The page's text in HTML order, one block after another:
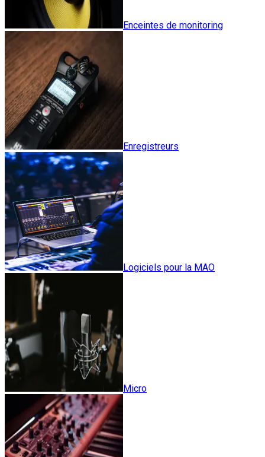
Enceintes de monitoring
Enregistreurs
Logiciels pour la MAO
Micro